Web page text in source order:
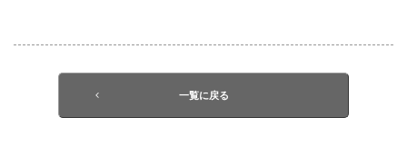
一覧に戻る